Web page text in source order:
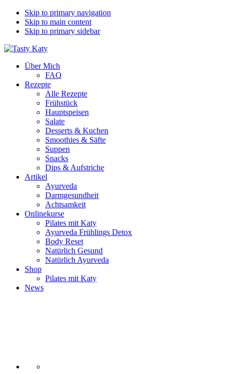
Skip to primary navigation
Skip to main content
Skip to primary sidebar
Über Mich
FAQ
Rezepte
Alle Rezepte
Frühstück
Hauptspeisen
Salate
Desserts & Kuchen
Smoothies & Säfte
Suppen
Snacks
Dips & Aufstriche
Artikel
Ayurveda
Darmgesundheit
Achtsamkeit
Onlinekurse
Pilates mit Katy
Ayurveda Frühlings Detox
Body Reset
Natürlich Gesund
Natürlich Ayurveda
Shop
Pilates mit Katy
News